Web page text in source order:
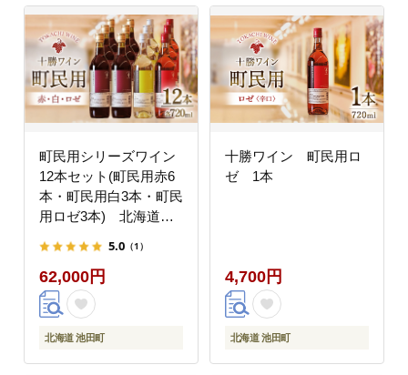
町民用シリーズワイン
12本セット(町民用赤6
本・町民用白3本・町民
用ロゼ3本) 北海道
5.0 （1）
62,000円
北海道 池田町
十勝ワイン 町民用ロ
ゼ 1本
4,700円
北海道 池田町